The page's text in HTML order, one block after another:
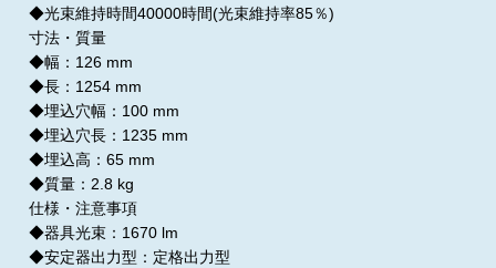
◆光束維持時間40000時間(光束維持率85％)
寸法・質量
◆幅：126 mm
◆長：1254 mm
◆埋込穴幅：100 mm
◆埋込穴長：1235 mm
◆埋込高：65 mm
◆質量：2.8 kg
仕様・注意事項
◆器具光束：1670 lm
◆安定器出力型：定格出力型